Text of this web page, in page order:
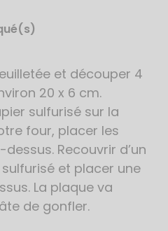
et découper 4
20 x 6 cm.
sulfurisé sur la
four, placer les
Recouvrir d’un
et placer une
La plaque va
de gonfler.